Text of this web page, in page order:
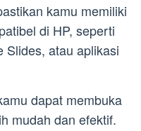
kamu memiliki
di HP, seperti
Slides, atau aplikasi
dapat membuka
mudah dan efektif.